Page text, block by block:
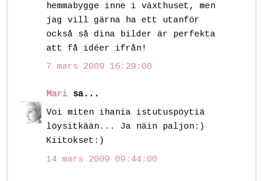
hemmabygge inne i växthuset, men
jag vill gärna ha ett utanför
också så dina bilder är perfekta
att få idéer ifrån!
7 mars 2009 16:29:00
Mari sa...
Voi miten ihania istutuspöytiä
löysitkään... Ja näin paljon:)
Kiitokset:)
14 mars 2009 09:44:00